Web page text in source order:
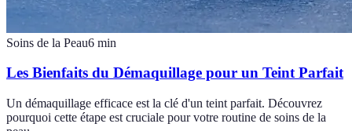
Soins de la Peau6 min
Les Bienfaits du Démaquillage pour un Teint Parfait
Un démaquillage efficace est la clé d'un teint parfait. Découvrez
pourquoi cette étape est cruciale pour votre routine de soins de la